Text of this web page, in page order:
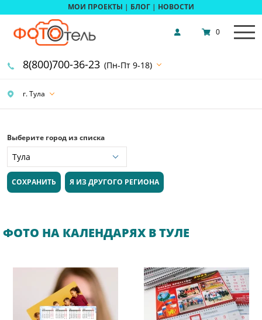
МОИ ПРОЕКТЫ | БЛОГ | НОВОСТИ
г. Тула
8(800)700-36-23 (Пн-Пт 9-18)
0
Выберите город из списка
СОХРАНИТЬ Я ИЗ ДРУГОГО РЕГИОНА
ФОТО НА КАЛЕНДАРЯХ В ТУЛЕ